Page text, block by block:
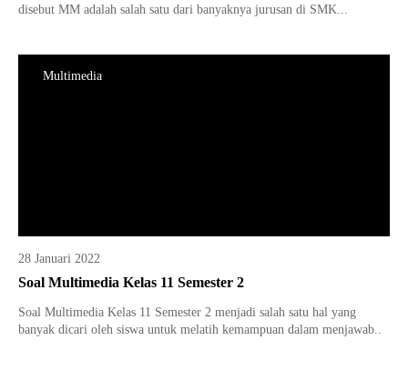
disebut MM adalah salah satu dari banyaknya jurusan di SMK...
Multimedia
28 Januari 2022
Soal Multimedia Kelas 11 Semester 2
Soal Multimedia Kelas 11 Semester 2 menjadi salah satu hal yang
banyak dicari oleh siswa untuk melatih kemampuan dalam menjawab..